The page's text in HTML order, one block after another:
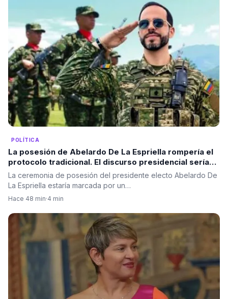
POLÍTICA
La posesión de Abelardo De La Espriella rompería el
protocolo tradicional. El discurso presidencial sería
ante las Fuerzas Militares, no ante el Congreso.
La ceremonia de posesión del presidente electo Abelardo De
La Espriella estaría marcada por un…
Hace 48 min·4 min